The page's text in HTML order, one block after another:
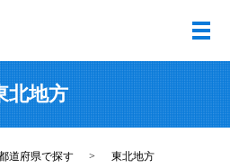
メ
北地方
道府県で探す 東北地方